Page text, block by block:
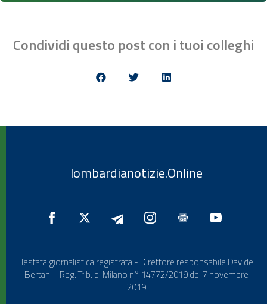
Condividi questo post con i tuoi colleghi
lombardianotizie.Online
Testata giornalistica registrata - Direttore responsabile Davide
Bertani - Reg. Trib. di Milano n° 14772/2019 del 7 novembre
2019